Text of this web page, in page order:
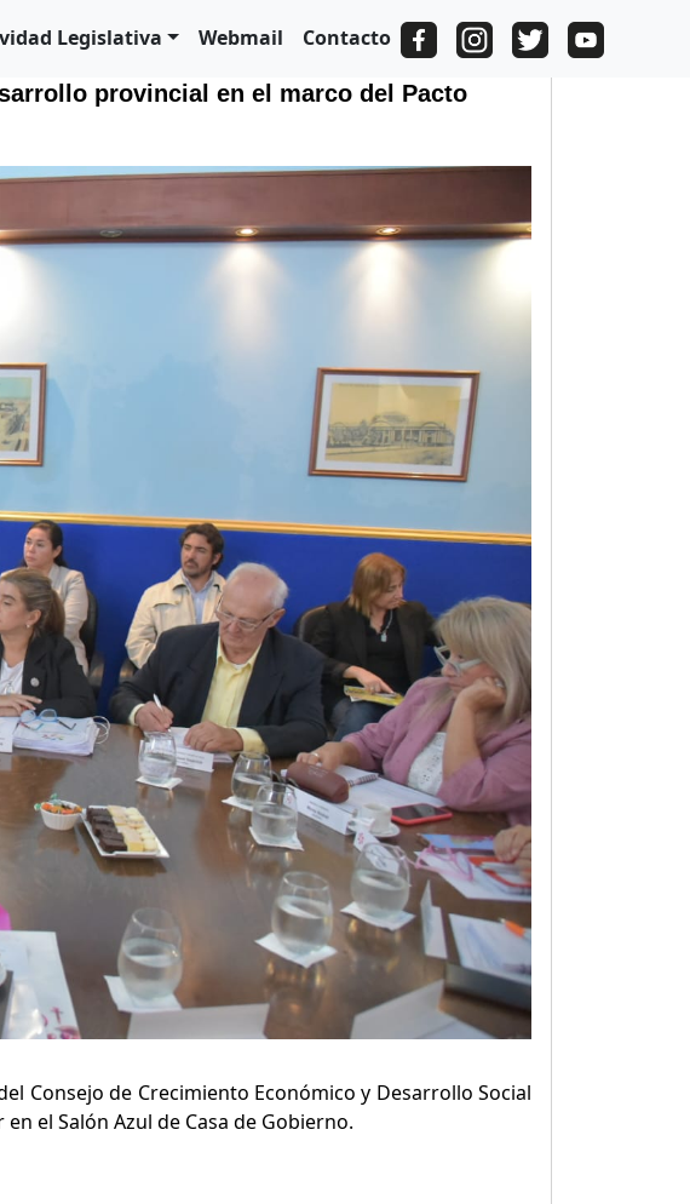
Legislativa Webmail Contacto
provincial en el marco del Pacto
Consejo de Crecimiento Económico y Desarrollo Social
el Salón Azul de Casa de Gobierno.